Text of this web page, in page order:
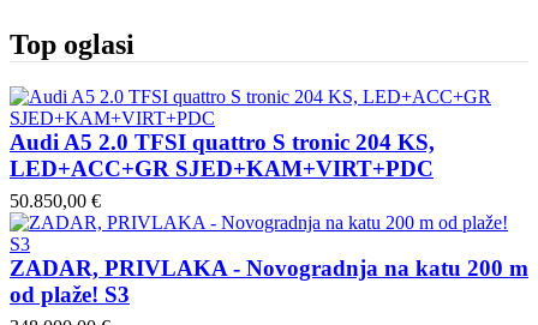
Top oglasi
Audi A5 2.0 TFSI quattro S tronic 204 KS,
LED+ACC+GR SJED+KAM+VIRT+PDC
50.850,00 €
ZADAR, PRIVLAKA - Novogradnja na katu 200 m
od plaže! S3